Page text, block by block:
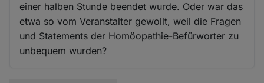
einer halben Stunde beendet wurde. Oder war das
etwa so vom Veranstalter gewollt, weil die Fragen
und Statements der Homöopathie-Befürworter zu
unbequem wurden?